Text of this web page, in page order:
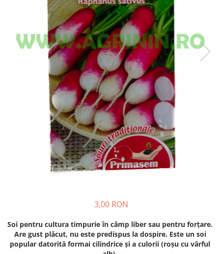
Seminte legume
Pepene
Plante medicinale
Seminte broccoli
Seminte castraveti
Seminte ceapa
Seminte conopida
Seminte de Gulii
Seminte de Leustean
Seminte de Patrunjel
Seminte de praz
Seminte morcovi
Seminte pastarnac
3,00 RON
Soi pentru cultura timpurie în câmp liber sau pentru forţare.
Are gust plăcut, nu este predispus la dospire. Este un soi
popular datorită formai cilindrice şi a culorii (roşu cu vârful